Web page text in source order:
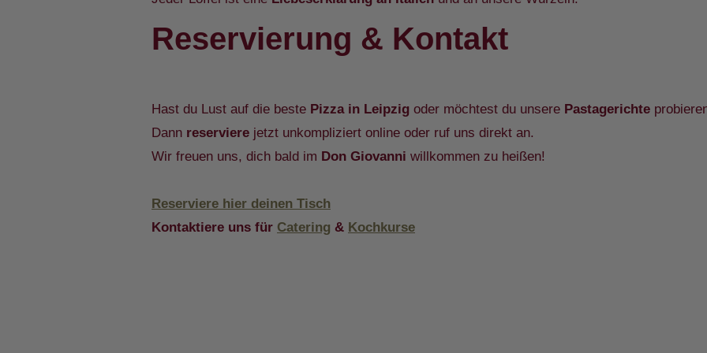
Reservierung & Kontakt
Hast du Lust auf die beste Pizza in Leipzig oder möchtest du unsere Pastagerichte
Dann reserviere jetzt unkompliziert online oder ruf uns direkt an.
Wir freuen uns, dich bald im Don Giovanni willkommen zu heißen!
Reserviere hier deinen Tisch
Kontaktiere uns für Catering & Kochkurse